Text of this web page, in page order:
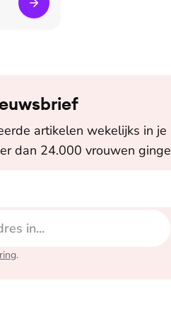
artikelen wekelijks in je
dan 24.000 vrouwen
.